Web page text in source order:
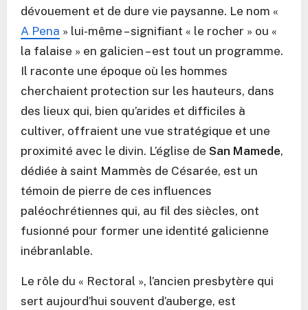
dévouement et de dure vie paysanne. Le nom «
A Pena » lui-même – signifiant « le rocher » ou «
la falaise » en galicien – est tout un programme.
Il raconte une époque où les hommes
cherchaient protection sur les hauteurs, dans
des lieux qui, bien qu’arides et difficiles à
cultiver, offraient une vue stratégique et une
proximité avec le divin. L’église de San Mamede,
dédiée à saint Mammès de Césarée, est un
témoin de pierre de ces influences
paléochrétiennes qui, au fil des siècles, ont
fusionné pour former une identité galicienne
inébranlable.
Le rôle du « Rectoral », l’ancien presbytère qui
sert aujourd’hui souvent d’auberge, est